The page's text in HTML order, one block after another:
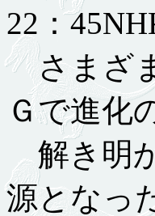
22：
さまざま
Ｇで進化
解き明
源となっ